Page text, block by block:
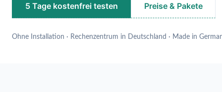
5 Tage kostenfrei testen Preise & Pakete
Ohne Installation · Rechenzentrum in Deutschland · Made in